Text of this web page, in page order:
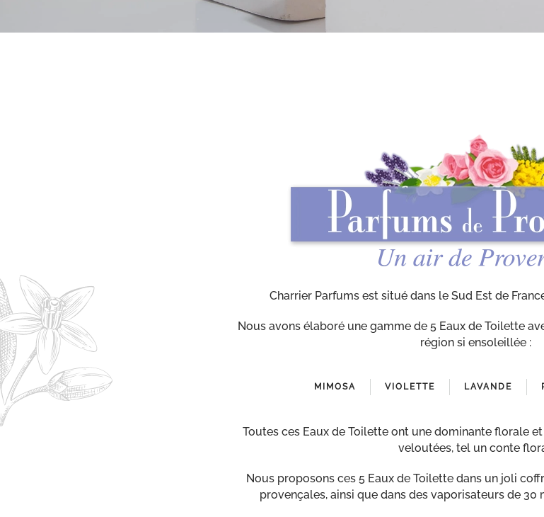
Charrier Parfums est situé dans le Sud Est de
Nous avons élaboré une gamme de 5 Eaux de Toilette
région si ensoleillée :
MIMOSA VIOLETTE LAVANDE
Toutes ces Eaux de Toilette ont une dominante florale
veloutées, tel un conte
Nous proposons ces 5 Eaux de Toilette dans un joli
provençales, ainsi que dans des vaporisateurs de 30